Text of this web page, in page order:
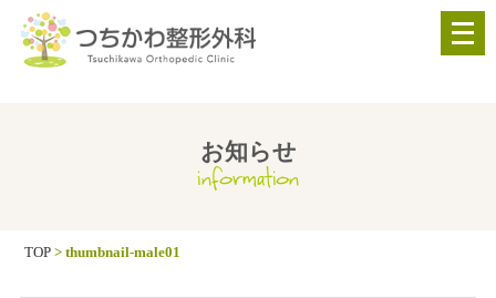
メ
ニ
お知らせ
information
TOP >thumbnail-male01